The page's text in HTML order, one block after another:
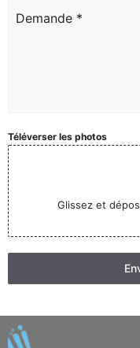
Demande *
Téléverser les photos
Glissez et